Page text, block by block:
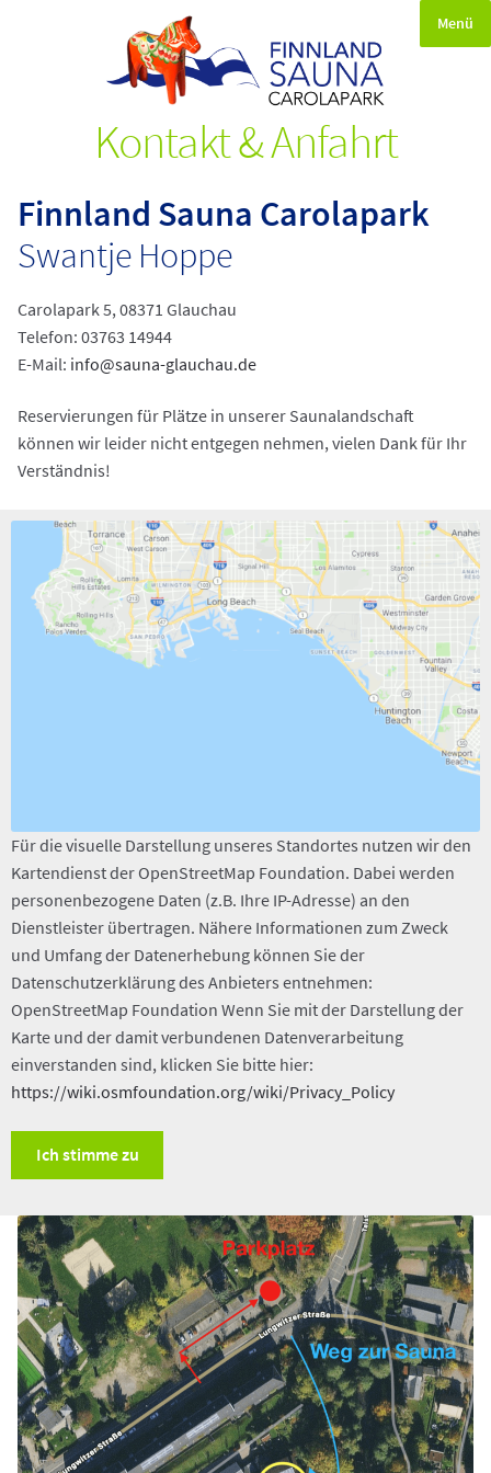
Menü
Massage & Wellness
Sauna Shop
Vertrag widerrufen
Impressum
Datenschutzerklärung
Kontakt & Anfahrt
Finnland Sauna Carolapark
Swantje Hoppe
Carolapark 5, 08371 Glauchau
Telefon: 03763 14944
E-Mail: info@sauna-glauchau.de
Reservierungen für Plätze in unserer Saunalandschaft
können wir leider nicht entgegen nehmen, vielen Dank für Ihr
Verständnis!
Für die visuelle Darstellung unseres Standortes nutzen wir den
Kartendienst der OpenStreetMap Foundation. Dabei werden
personenbezogene Daten (z.B. Ihre IP-Adresse) an den
Dienstleister übertragen. Nähere Informationen zum Zweck
und Umfang der Datenerhebung können Sie der
Datenschutzerklärung des Anbieters entnehmen:
OpenStreetMap Foundation Wenn Sie mit der Darstellung der
Karte und der damit verbundenen Datenverarbeitung
einverstanden sind, klicken Sie bitte hier:
https://wiki.osmfoundation.org/wiki/Privacy_Policy
Ich stimme zu